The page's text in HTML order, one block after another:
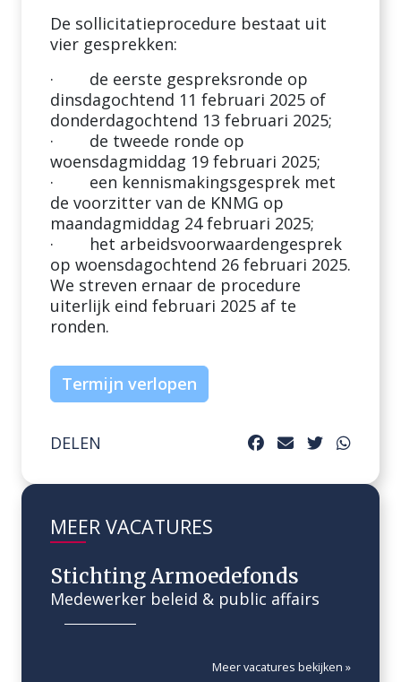
De sollicitatieprocedure bestaat uit
vier gesprekken:
· de eerste gespreksronde op
dinsdagochtend 11 februari 2025 of
donderdagochtend 13 februari 2025;
· de tweede ronde op
woensdagmiddag 19 februari 2025;
· een kennismakingsgesprek met
de voorzitter van de KNMG op
maandagmiddag 24 februari 2025;
· het arbeidsvoorwaardengesprek
op woensdagochtend 26 februari 2025.
We streven ernaar de procedure
uiterlijk eind februari 2025 af te
ronden.
Termijn verlopen
DELEN
MEER VACATURES
Stichting Armoedefonds
Medewerker beleid & public affairs
Meer vacatures bekijken »